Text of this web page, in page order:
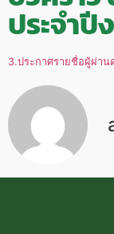
ประจำ
3.ประกาศรายชื่อผู้ผ่าน